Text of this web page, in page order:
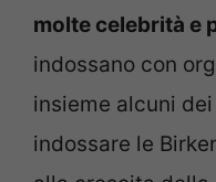
molte celebrità e
indossano con
insieme alcuni
indossare le